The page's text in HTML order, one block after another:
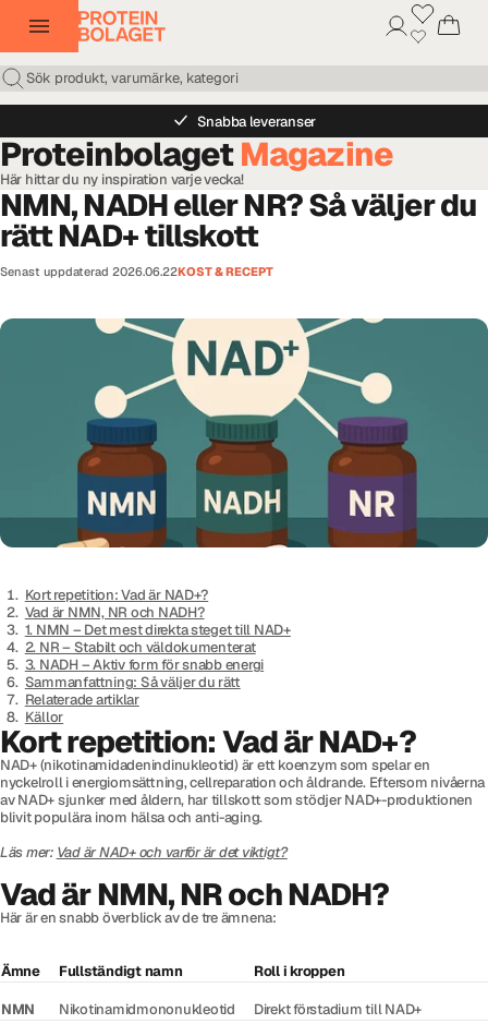
Snabba leveranser
ProteinbolagetMagazine
Här hittar du ny inspiration varje vecka!
NMN, NADH eller NR? Så väljer du
rätt NAD+ tillskott
Senast uppdaterad 2026.06.22KOST & RECEPT
Kort repetition: Vad är NAD+?
Vad är NMN, NR och NADH?
1. NMN – Det mest direkta steget till NAD+
2. NR – Stabilt och väldokumenterat
3. NADH – Aktiv form för snabb energi
Sammanfattning: Så väljer du rätt
Relaterade artiklar
Källor
Kort repetition: Vad är NAD+?
NAD+ (nikotinamidadenindinukleotid) är ett koenzym som spelar en
nyckelroll i energiomsättning, cellreparation och åldrande. Eftersom nivåerna
av NAD+ sjunker med åldern, har tillskott som stödjer NAD+-produktionen
blivit populära inom hälsa och anti-aging.
Läs mer: Vad är NAD+ och varför är det viktigt?
Vad är NMN, NR och NADH?
Här är en snabb överblick av de tre ämnena:
Ämne Fullständigt namn Roll i kroppen
NMN Nikotinamidmononukleotid Direkt förstadium till NAD+